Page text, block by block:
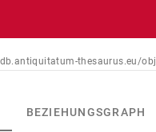
thesaurus.eu/
BEZIEHUNGSGRAPH